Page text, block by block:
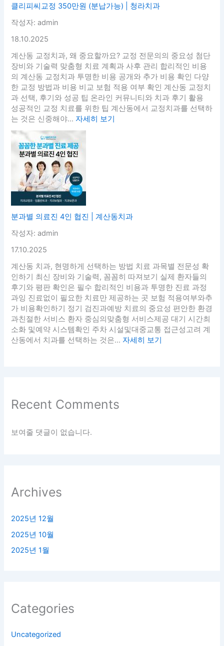
클리피씨교정 350만원 (분납가능) | 청라치과
작성자: admin
18.10.2025
계산동 교정치과, 왜 중요할까요? 교정 전문의의 중요성 첨단
장비와 기술력 맞춤형 치료 계획과 사후 관리 합리적인 비용
의 계산동 교정치과 투명한 비용 공개와 추가 비용 확인 다양
한 교정 방법과 비용 비교 보험 적용 여부 확인 계산동 교정치
과 선택, 후기와 성공 팁 온라인 커뮤니티와 치과 후기 활용
성공적인 교정 치료를 위한 팁 계산동에서 교정치과를 선택하
는 것은 신중해야... 자세히 보기
분과별 의료진 4인 협진 | 계산동치과
작성자: admin
17.10.2025
계산동 치과, 현명하게 선택하는 방법 치료 과목별 전문성 확
인하기 최신 장비와 기술력, 꼼꼼히 따져보기 실제 환자들의
후기와 평판 확인은 필수 합리적인 비용과 투명한 진료 과정
과잉 진료없이 필요한 치료만 제공하는 곳 보험 적용여부와추
가 비용확인하기 정기 검진과예방 치료의 중요성 편안한 환경
과친절한 서비스 환자 중심의맞춤형 서비스제공 대기 시간최
소화 및예약 시스템확인 주차 시설및대중교통 접근성고려 계
산동에서 치과를 선택하는 것은... 자세히 보기
Recent Comments
보여줄 댓글이 없습니다.
Archives
2025년 12월
2025년 10월
2025년 1월
Categories
Uncategorized